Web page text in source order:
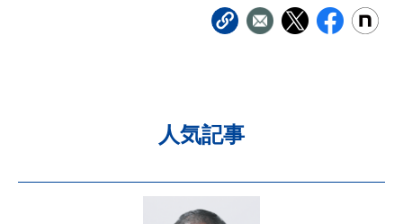
人気記事